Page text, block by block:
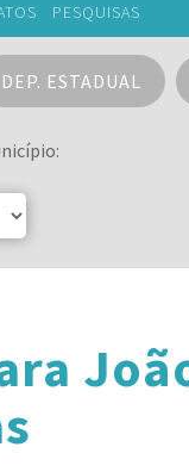
PESQUISAS
DEP. ESTADUAL